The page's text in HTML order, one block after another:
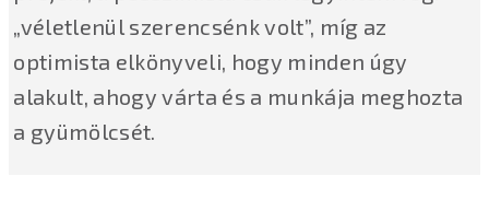
„véletlenül szerencsénk volt”, míg az
optimista elkönyveli, hogy minden úgy
alakult, ahogy várta és a munkája meghozta
a gyümölcsét.